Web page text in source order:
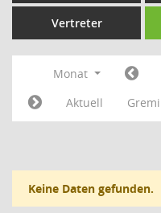
Vertreter
Monat
Aktuell
Keine Daten gefunden.